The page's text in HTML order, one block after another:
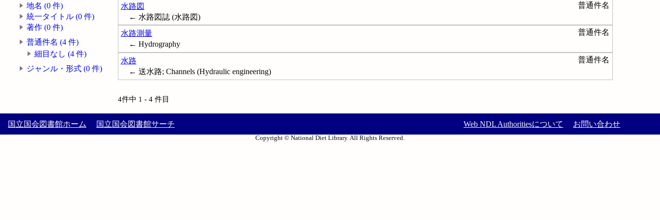
地名 (0 件)
統一タイトル (0 件)
著作 (0 件)
普通件名 (4 件)
細目なし (4 件)
ジャンル・形式 (0 件)
水路図
普通件名
← 水路図誌 (水路図)
水路測量
普通件名
← Hydrography
水路
普通件名
← 送水路; Channels (Hydraulic engineering)
4件中 1 - 4 件目
国立国会図書館ホーム 国立国会図書館サーチ Web NDL Authoritiesについて お問い合わせ
Copyright © National Diet Library. All Rights Reserved.